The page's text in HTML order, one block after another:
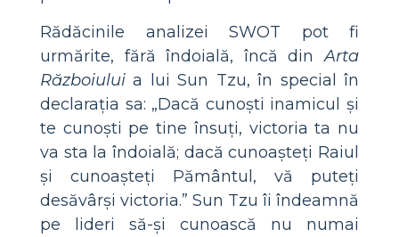
Rădăcinile analizei SWOT pot fi
urmărite, fără îndoială, încă dinArta
Războiului a lui Sun Tzu, în special în
declarația sa: „Dacă cunoști inamicul și
te cunoști pe tine însuți, victoria ta nu
va sta la îndoială; dacă cunoașteți Raiul
și cunoașteți Pământul, vă puteți
desăvârși victoria.” Sun Tzu îi îndeamnă
pe lideri să-și cunoască nu numai